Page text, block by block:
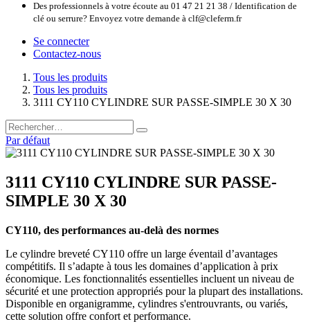
Des professionnels à votre écoute au 01 47 21 21 38 / Identification de
clé ou serrure? Envoyez votre demande à clf@cleferm.fr
Se connecter
Contactez-nous
Tous les produits
Tous les produits
3111 CY110 CYLINDRE SUR PASSE-SIMPLE 30 X 30
Par défaut
3111 CY110 CYLINDRE SUR PASSE-
SIMPLE 30 X 30
CY110, des performances au-delà des normes
Le cylindre breveté CY110 offre un large éventail d’avantages
compétitifs. Il s’adapte à tous les domaines d’application à prix
économique. Les fonctionnalités essentielles incluent un niveau de
sécurité et une protection appropriés pour la plupart des installations.
Disponible en organigramme, cylindres s'entrouvrants, ou variés,
cette solution offre confort et performance.